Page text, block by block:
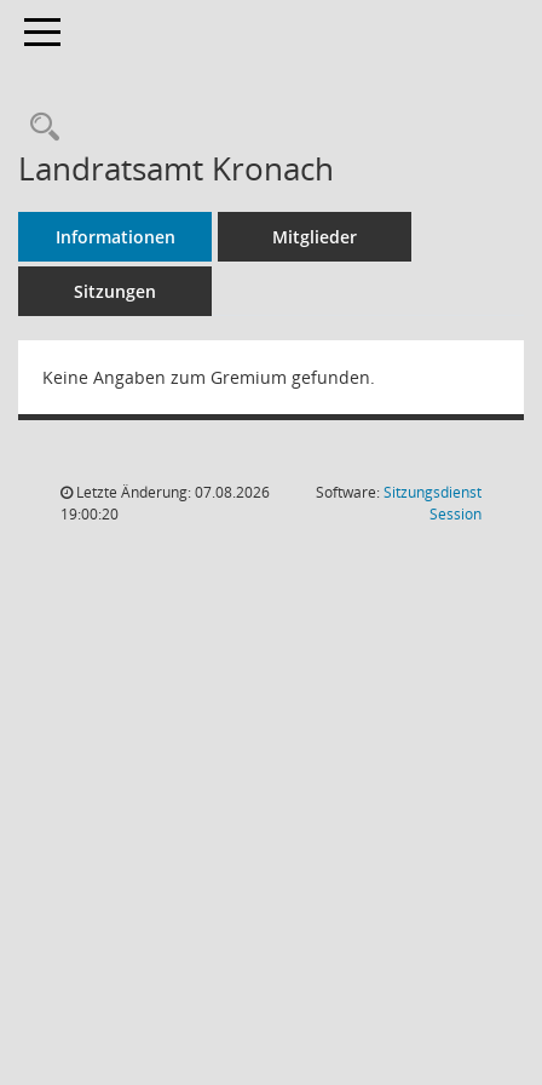
Toggle navigation
Rechercheauswahl
Landratsamt Kronach
Informationen Mitglieder
Sitzungen
Keine Angaben zum Gremium gefunden.
Letzte Änderung: 07.08.2026
19:00:20
Software:Sitzungsdienst
Session(Wird in